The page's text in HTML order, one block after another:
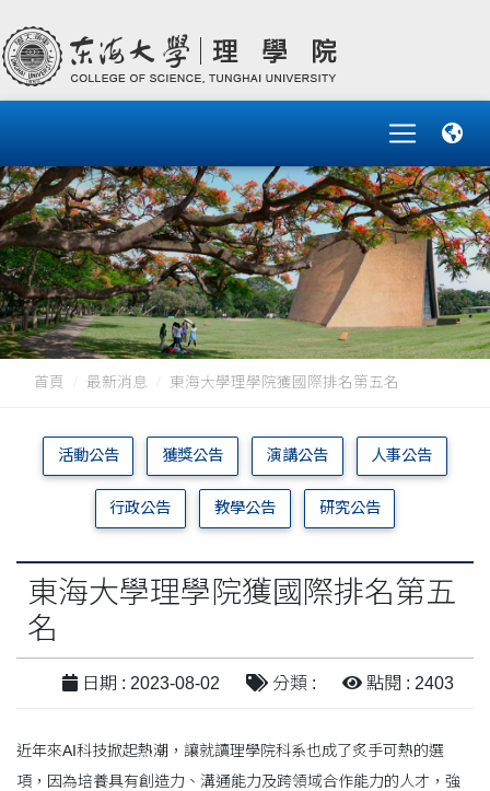
首頁 最新消息 東海大學理學院獲國際排名第五名
活動公告 獲獎公告 演講公告 人事公告
行政公告 教學公告 研究公告
東海大學理學院獲國際排名第五
名
日期 : 2023-08-02 分類 : 點閱 : 2403
近年來AI科技掀起熱潮，讓就讀理學院科系也成了炙手可熱的選
項，因為培養具有創造力、溝通能力及跨領域合作能力的人才，強